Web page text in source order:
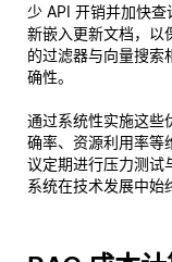
少 API 开销并加快
新嵌入更新文档，以
的过滤器与向量搜索
确性。
通过系统性实施这些
确率、资源利用率等
议定期进行压力测试
系统在技术发展中始